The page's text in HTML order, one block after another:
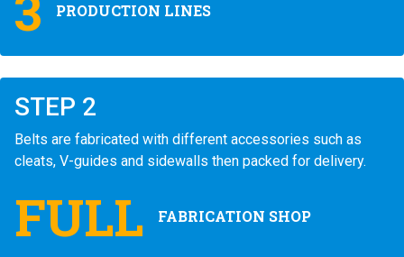
PRODUCTION LINES
STEP 2
Belts are fabricated with different accessories such as
cleats, V-guides and sidewalls then packed for delivery.
FULL FABRICATION SHOP